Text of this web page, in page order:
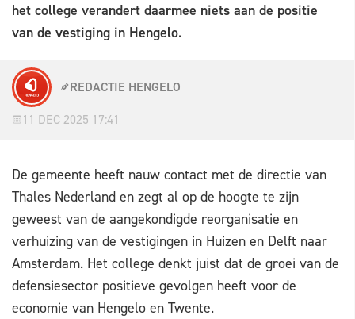
het college verandert daarmee niets aan de positie
van de vestiging in Hengelo.
REDACTIE HENGELO
11 DEC 2025 17:41
De gemeente heeft nauw contact met de directie van
Thales Nederland en zegt al op de hoogte te zijn
geweest van de aangekondigde reorganisatie en
verhuizing van de vestigingen in Huizen en Delft naar
Amsterdam. Het college denkt juist dat de groei van de
defensiesector positieve gevolgen heeft voor de
economie van Hengelo en Twente.